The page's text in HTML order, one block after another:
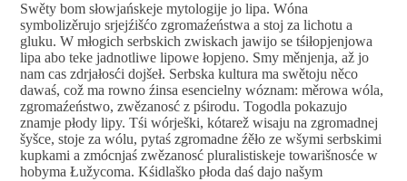
Swěty bom słowjańskeje mytologije jo lipa. Wóna
symbolizěrujo srjejźišćo zgromaźeństwa a stoj za lichotu a
gluku. W młogich serbskich zwiskach jawijo se tśiłopjenjowa
lipa abo teke jadnotliwe lipowe łopjeno. Smy měnjenja, až jo
nam cas zdrjałosći dojšeł. Serbska kultura ma swětoju něco
dawaś, což ma rowno źinsa esencielny wóznam: měrowa wóla,
zgromaźeństwo, zwězanosć z pśirodu. Togodla pokazujo
znamje płody lipy. Tśi wórješki, kótarež wisaju na zgromadnej
šyšce, stoje za wólu, pytaś zgromadne źěło ze wšymi serbskimi
kupkami a zmócnjaś zwězanosć pluralistiskeje towarišnosće w
hobyma Łužycoma. Kśidlaško płoda daś dajo našym